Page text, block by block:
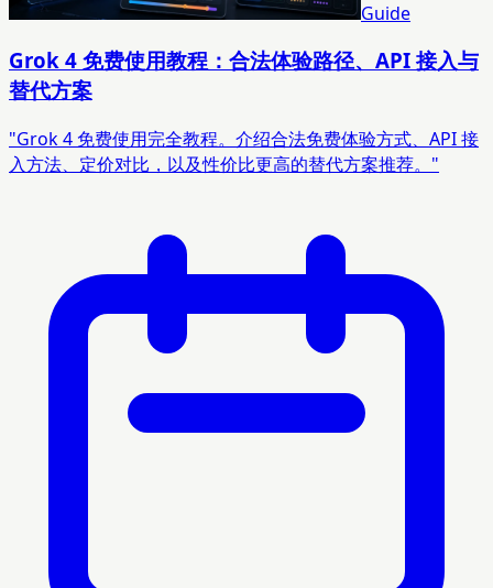
Guide
Grok 4 免费使用教程：合法体验路径、API 接入与
替代方案
"Grok 4 免费使用完全教程。介绍合法免费体验方式、API 接
入方法、定价对比，以及性价比更高的替代方案推荐。"